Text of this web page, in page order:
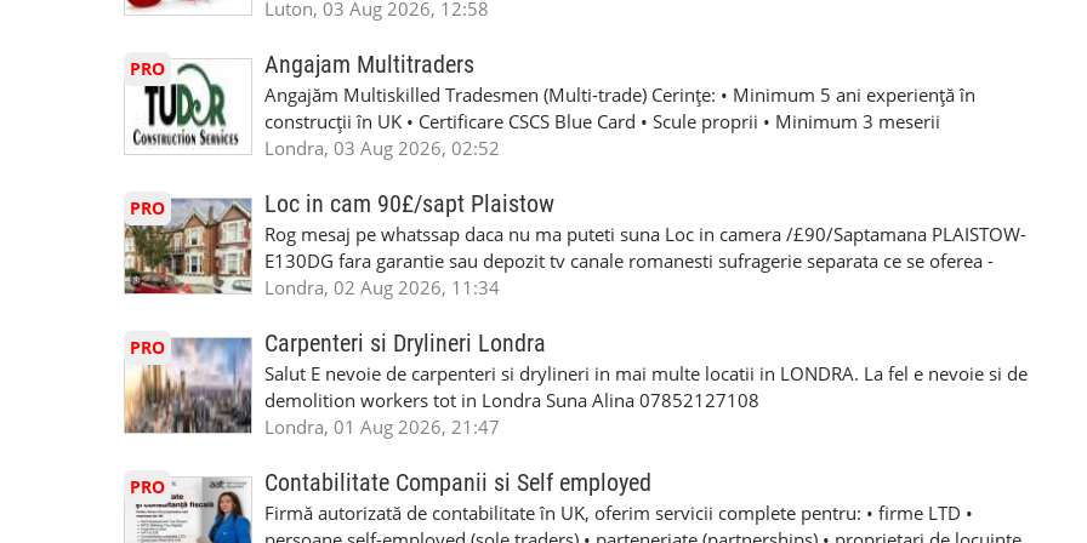
Luton, 03 Aug 2026, 12:58
PRO Angajam Multitraders
Angajăm Multiskilled Tradesmen (Multi-trade) Cerințe: • Minimum 5 ani experiență în
construcții în UK • Certificare CSCS Blue Card • Scule proprii • Minimum 3 meserii
specializate (căutăm multitraderi) – experiență solidă în mai multe domenii din construcții •
interioare • Permis de conducere categoria B valabil • Mijloc de transport propriu
(reprezintă un avantaj important) Se oferă: • Salariu atractiv, în funcție de experiență și
performanță • £200 – £250 pe zi • Diurnă / plată transport • Suport tehnic continuu și
posibilități reale de avansare • Traininguri și cursuri de calificare • Mediu de lucru stabil cu
oră pauză de masă) • Posibilitate de lucru suplimentar în weekend (opțional)
Londra, 03 Aug 2026, 02:52
PRO Loc in cam 90£/sapt Plaistow
Rog mesaj pe whatssap daca nu ma puteti suna Loc in camera /£90/Saptamana PLAISTOW-
E130DG fara garantie sau depozit tv canale romanesti sufragerie separata ce se oferea -
fiecare pat beneficiaza de dulap separat -fiecare camera beneficiaza de frigider separat -wi-fi
saptaminal fara garantie sau avans/plata saptaminala , (nu se face cazare/plateste mai putin
de 1/sapt) -tel- 07440366084
Londra, 02 Aug 2026, 11:34
PRO Carpenteri si Drylineri Londra
Salut E nevoie de carpenteri si drylineri in mai multe locatii in LONDRA. La fel e nevoie si de
demolition workers tot in Londra Suna Alina 07852127108
Londra, 01 Aug 2026, 21:47
PRO Contabilitate Companii si Self employed
Firmă autorizată de contabilitate în UK, oferim servicii complete pentru: • firme LTD •